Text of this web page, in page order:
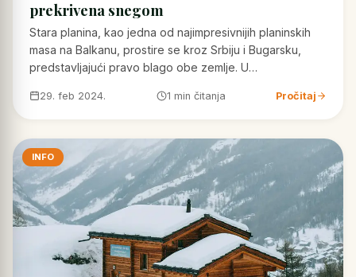
prekrivena snegom
Stara planina, kao jedna od najimpresivnijih planinskih
masa na Balkanu, prostire se kroz Srbiju i Bugarsku,
predstavljajući pravo blago obe zemlje. U…
29. feb 2024. 1 min čitanja Pročitaj
INFO